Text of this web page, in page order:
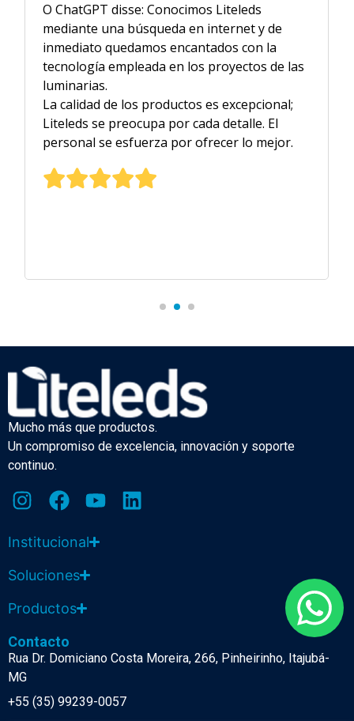
O ChatGPT disse: Conocimos Liteleds
mediante una búsqueda en internet y de
inmediato quedamos encantados con la
tecnología empleada en los proyectos de las
luminarias.
La calidad de los productos es excepcional;
Liteleds se preocupa por cada detalle. El
personal se esfuerza por ofrecer lo mejor.
Mucho más que productos.
Un compromiso de excelencia, innovación y soporte
continuo.
Institucional
Soluciones
Productos
Contacto
Rua Dr. Domiciano Costa Moreira, 266, Pinheirinho, Itajubá-
MG
+55 (35) 99239-0057